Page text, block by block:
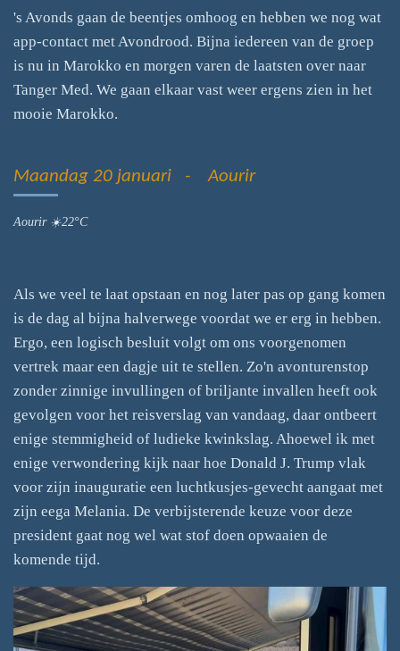
's Avonds gaan de beentjes omhoog en hebben we nog wat
app-contact met Avondrood. Bijna iedereen van de groep
is nu in Marokko en morgen varen de laatsten over naar
Tanger Med. We gaan elkaar vast weer ergens zien in het
mooie Marokko.
Maandag 20 januari - Aourir
Aourir ☀️22°C
Als we veel te laat opstaan en nog later pas op gang komen
is de dag al bijna halverwege voordat we er erg in hebben.
Ergo, een logisch besluit volgt om ons voorgenomen
vertrek maar een dagje uit te stellen. Zo'n avonturenstop
zonder zinnige invullingen of briljante invallen heeft ook
gevolgen voor het reisverslag van vandaag, daar ontbeert
enige stemmigheid of ludieke kwinkslag. Ahoewel ik met
enige verwondering kijk naar hoe Donald J. Trump vlak
voor zijn inauguratie een luchtkusjes-gevecht aangaat met
zijn eega Melania. De verbijsterende keuze voor deze
president gaat nog wel wat stof doen opwaaien de
komende tijd.